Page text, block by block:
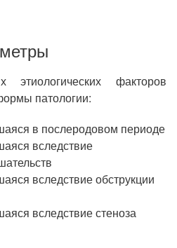
факторов
патологии:
в послеродовом периоде
вследствие
вследствие обструкции
вследствие стеноза